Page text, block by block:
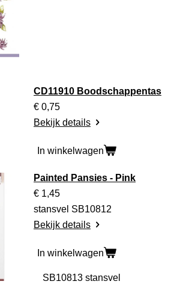
CD11910 Boodschappentas
€ 0,75
Bekijk details
In winkelwagen
Painted Pansies - Pink
€ 1,45
stansvel SB10812
Bekijk details
In winkelwagen